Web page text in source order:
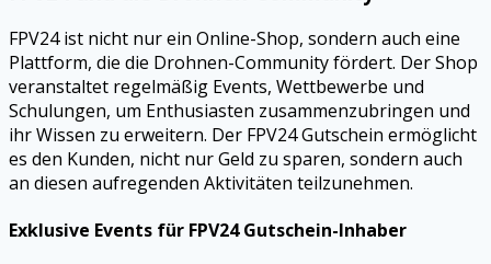
FPV24 ist nicht nur ein Online-Shop, sondern auch eine
Plattform, die die Drohnen-Community fördert. Der Shop
veranstaltet regelmäßig Events, Wettbewerbe und
Schulungen, um Enthusiasten zusammenzubringen und
ihr Wissen zu erweitern. Der FPV24 Gutschein ermöglicht
es den Kunden, nicht nur Geld zu sparen, sondern auch
an diesen aufregenden Aktivitäten teilzunehmen.
Exklusive Events für FPV24 Gutschein-Inhaber